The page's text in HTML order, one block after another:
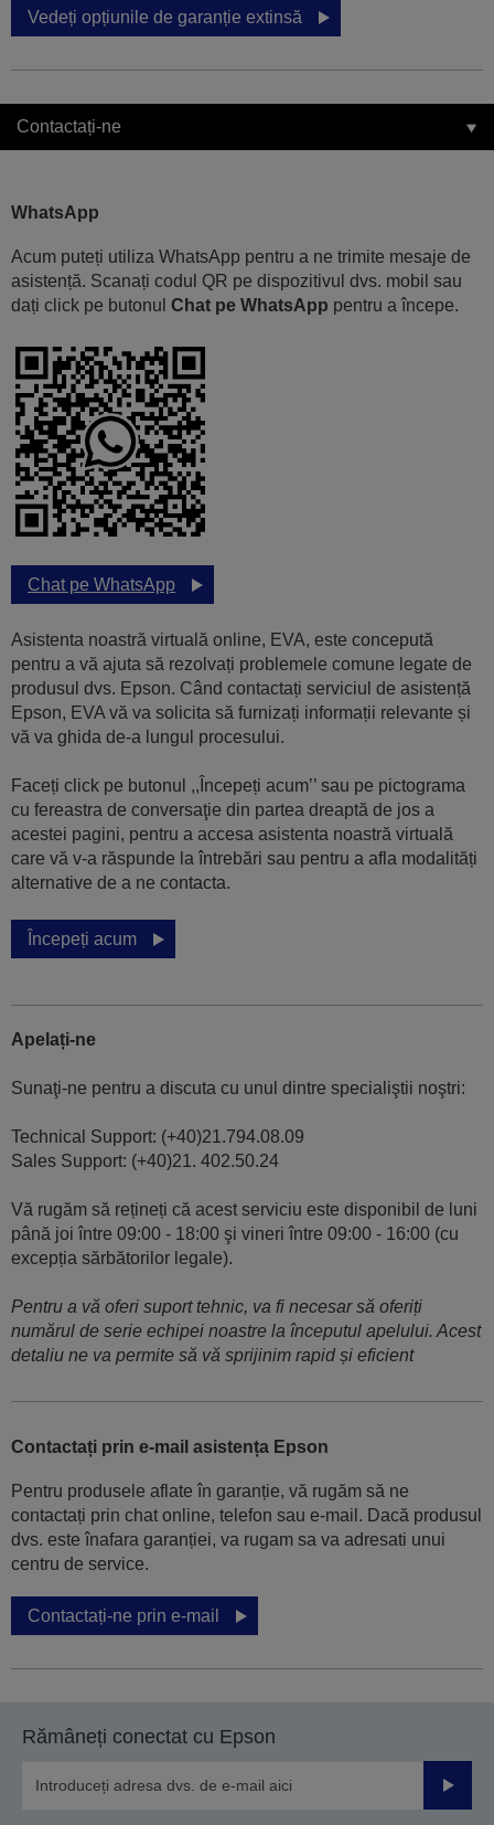
Vedeți opțiunile de garanție extinsă
Contactați-ne
WhatsApp
Acum puteți utiliza WhatsApp pentru a ne trimite mesaje de
asistență. Scanați codul QR pe dispozitivul dvs. mobil sau
dați click pe butonul Chat pe WhatsApp pentru a începe.
Chat pe WhatsApp
Asistenta noastră virtuală online, EVA, este concepută
pentru a vă ajuta să rezolvați problemele comune legate de
produsul dvs. Epson. Când contactați serviciul de asistență
Epson, EVA vă va solicita să furnizați informații relevante și
vă va ghida de-a lungul procesului.
Faceți click pe butonul ,,Începeți acum’’ sau pe pictograma
cu fereastra de conversaţie din partea dreaptă de jos a
acestei pagini, pentru a accesa asistenta noastră virtuală
care vă v-a răspunde la întrebări sau pentru a afla modalități
alternative de a ne contacta.
Începeți acum
Apelați-ne
Sunaţi-ne pentru a discuta cu unul dintre specialiştii noştri:
Technical Support: (+40)21.794.08.09
Sales Support: (+40)21. 402.50.24
Vă rugăm să rețineți că acest serviciu este disponibil de luni
până joi între 09:00 - 18:00 şi vineri între 09:00 - 16:00 (cu
excepția sărbătorilor legale).
Pentru a vă oferi suport tehnic, va fi necesar să oferiți
numărul de serie echipei noastre la începutul apelului. Acest
detaliu ne va permite să vă sprijinim rapid și eficient
Contactați prin e-mail asistența Epson
Pentru produsele aflate în garanție, vă rugăm să ne
contactați prin chat online, telefon sau e-mail. Dacă produsul
dvs. este înafara garanției, va rugam sa va adresati unui
centru de service.
Contactați-ne prin e-mail
Rămâneți conectat cu Epson